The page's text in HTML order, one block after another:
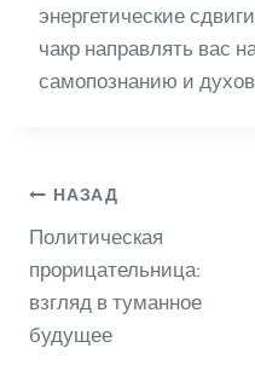
энергетические
чакр направлять вас
самопознанию и
Навигация
по
записям
НАЗАД
Политическая
прорицательница:
взгляд в туманное
будущее